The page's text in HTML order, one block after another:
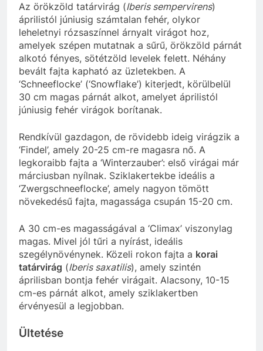
Az örökzöld tatárvirág (Iberis sempervirens)
áprilistól júniusig számtalan fehér, olykor
leheletnyi rózsaszínnel árnyalt virágot hoz,
amelyek szépen mutatnak a sűrű, örökzöld párnát
alkotó fényes, sötétzöld levelek felett. Néhány
bevált fajta kapható az üzletekben. A
‘Schneeflocke’ (‘Snowflake’) kiterjedt, körülbelül
30 cm magas párnát alkot, amelyet áprilistól
júniusig fehér virágok borítanak.
Rendkívül gazdagon, de rövidebb ideig virágzik a
‘Findel’, amely 20-25 cm-re magasra nő. A
legkoraibb fajta a ‘Winterzauber’: első virágai már
márciusban nyílnak. Sziklakertekbe ideális a
‘Zwergschneeflocke’, amely nagyon tömött
növekedésű fajta, magassága csupán 15-20 cm.
A 30 cm-es magasságával a ‘Climax’ viszonylag
magas. Mivel jól tűri a nyírást, ideális
szegélynövénynek. Közeli rokon fajta a korai
tatárvirág (Iberis saxatilis), amely szintén
áprilisban bontja fehér virágait. Alacsony, 10-15
cm-es párnát alkot, amely sziklakertben
érvényesül a legjobban.
Ültetése